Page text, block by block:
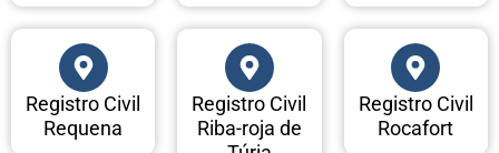
Registro Civil
Requena
Registro Civil
Riba-roja de
Registro Civil
Rocafort